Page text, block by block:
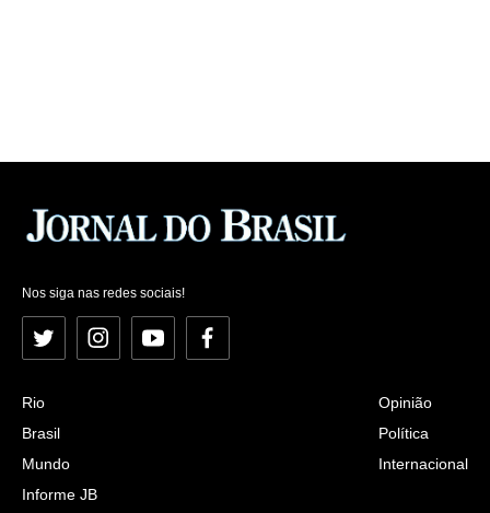
Nos siga nas redes sociais!
Twitter InstagramYouTubeFacebook
Rio
Brasil
Mundo
Informe JB
Opinião
Política
Internacional